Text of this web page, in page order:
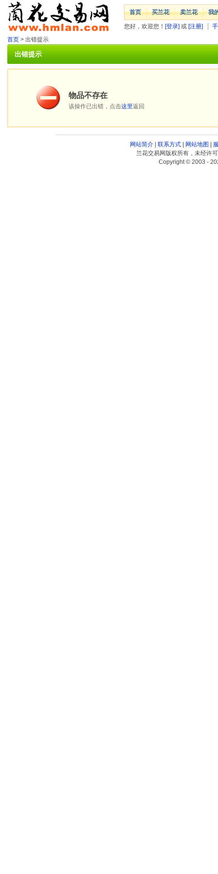
首页 买兰花 卖兰花 我
您好，欢迎您！ [登录] 或 [注册]
首页 > 出错提示
出错提示
物品不存在
该操作已出错，点击这里返回
网站简介| 联系方式| 网站地图
兰花交易网版权所有，未经许
Copyright © 2003 -